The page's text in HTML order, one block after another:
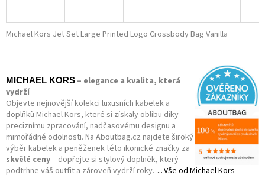
Michael Kors Jet Set Large Printed Logo Crossbody Bag Vanilla
MICHAEL KORS – elegance a kvalita, která
vydrží
Objevte nejnovější kolekci luxusních kabelek a
doplňků Michael Kors, které si získaly oblibu díky
preciznímu zpracování, nadčasovému designu a
mimořádné odolnosti. Na Aboutbag.cz najdete široký
výběr kabelek a peněženek této ikonické značky za
skvělé ceny– dopřejte si stylový doplněk, který
podtrhne váš outfit a zároveň vydrží roky.
Vše odMichael Kors